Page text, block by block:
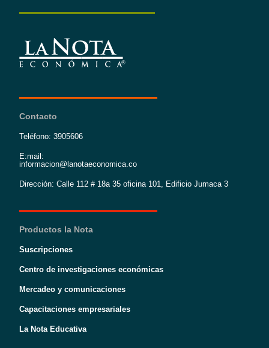
Contacto
Teléfono: 3905606
E:mail:
informacion@lanotaeconomica.co
Dirección: Calle 112 # 18a 35 oficina 101, Edificio Jumaca 3
Productos la Nota
Suscripciones
Centro de investigaciones económicas
Mercadeo y comunicaciones
Capacitaciones empresariales
La Nota Educativa